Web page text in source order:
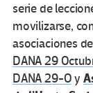
serie de
movilizarse,
asociaciones
DANA 29
DANA 29-Oy